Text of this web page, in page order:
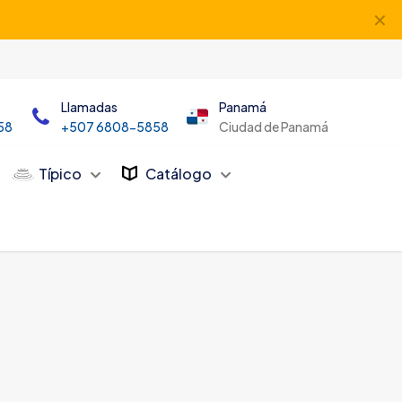
✕
Llamadas
+507 6808-5858
Panamá
Ciudad de Panamá
Típico Catálogo